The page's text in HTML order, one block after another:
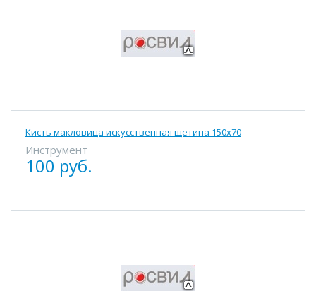
Кисть макловица искусственная щетина 150х70
Инструмент
100 руб.